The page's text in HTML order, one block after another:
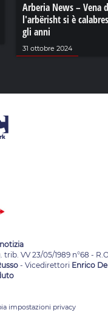
Arberia News – Vena
l'arbërisht si è
gli anni
31 ottobre 2024
VV 23/05/1989 n°68 -
- Vicedirettori Enrico
impostazioni privacy